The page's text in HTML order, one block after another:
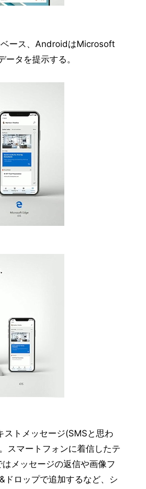
ース、AndroidはMicrosoft
タを提示する。
ストメッセージ(SMSと思わ
スマートフォンに着信したテ
メッセージの返信や画像フ
ドロップで追加するなど、シ